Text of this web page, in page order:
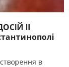
II
в